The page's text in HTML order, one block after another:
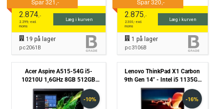
2.874,-
2.299,- excl.
moms
Læg i kurven
19 på lager
pc2061B
2.875,-
2.300,- excl.
moms
Læg i kurven
1 på lager
pc3106B
Acer Aspire A515-54G i5-
10210U 1,6GHz 8GB 512GB
NVMe Nvidia Geforce MX250
Win11 Pro - Grade B
Lenovo ThinkPad X1 Carbon
9th Gen 14" - Intel i5 1135G7
2,4GHz 256GB NVMe 16GB
Win11 Pro - Grade C